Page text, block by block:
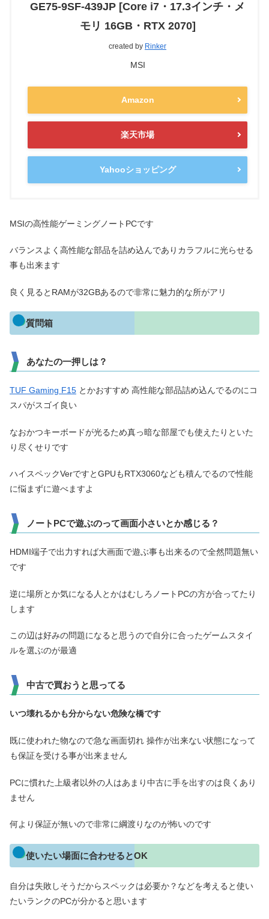
GE75-9SF-439JP [Core i7・17.3インチ・メ
モリ 16GB・RTX 2070]
created by Rinker
MSI
Amazon
楽天市場
Yahooショッピング
MSIの高性能ゲーミングノートPCです
バランスよく高性能な部品を詰め込んでありカラフルに光らせる
事も出来ます
良く見るとRAMが32GBあるので非常に魅力的な所がアリ
質問箱
あなたの一押しは？
TUF Gaming F15 とかおすすめ 高性能な部品詰め込んでるのにコ
スパがスゴイ良い
なおかつキーボードが光るため真っ暗な部屋でも使えたりといた
り尽くせりです
ハイスペックVerですとGPUもRTX3060なども積んでるので性能
に悩まずに遊べますよ
ノートPCで遊ぶのって画面小さいとか感じる？
HDMI端子で出力すれば大画面で遊ぶ事も出来るので全然問題無い
です
逆に場所とか気になる人とかはむしろノートPCの方が合ってたり
します
この辺は好みの問題になると思うので自分に合ったゲームスタイ
ルを選ぶのが最適
中古で買おうと思ってる
いつ壊れるかも分からない危険な橋です
既に使われた物なので急な画面切れ 操作が出来ない状態になって
も保証を受ける事が出来ません
PCに慣れた上級者以外の人はあまり中古に手を出すのは良くあり
ません
何より保証が無いので非常に綱渡りなのが怖いのです
使いたい場面に合わせるとOK
自分は失敗しそうだからスペックは必要か？などを考えると使い
たいランクのPCが分かると思います